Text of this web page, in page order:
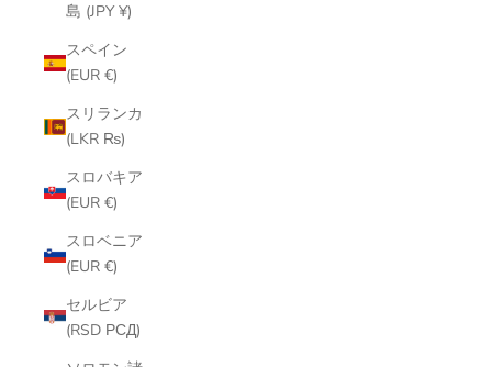
島 (JPY ¥)
スペイン
(EUR €)
スリランカ
(LKR ₨)
スロバキア
(EUR €)
スロベニア
(EUR €)
セルビア
(RSD РСД)